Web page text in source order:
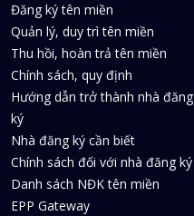
Đăng ký tên miền
Quản lý, duy trì tên miền
Thu hồi, hoàn trả tên miền
Chính sách, quy định
Hướng dẫn trở thành nhà đăng
ký
Nhà đăng ký cần biết
Chính sách đối với nhà đăng ký
Danh sách NĐK tên miền
EPP Gateway